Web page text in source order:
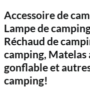
Accessoire de
Lampe de
Réchaud de
camping,
gonflable et
camping!